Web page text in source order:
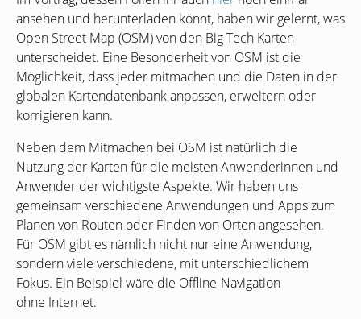
ansehen und herunterladen könnt, haben wir gelernt, was
Open Street Map (OSM) von den Big Tech Karten
unterscheidet. Eine Besonderheit von OSM ist die
Möglichkeit, dass jeder mitmachen und die Daten in der
globalen Kartendatenbank anpassen, erweitern oder
korrigieren kann.
Neben dem Mitmachen bei OSM ist natürlich die
Nutzung der Karten für die meisten Anwenderinnen und
Anwender der wichtigste Aspekte. Wir haben uns
gemeinsam verschiedene Anwendungen und Apps zum
Planen von Routen oder Finden von Orten angesehen.
Für OSM gibt es nämlich nicht nur eine Anwendung,
sondern viele verschiedene, mit unterschiedlichem
Fokus. Ein Beispiel wäre die Offline-Navigation
ohne Internet.